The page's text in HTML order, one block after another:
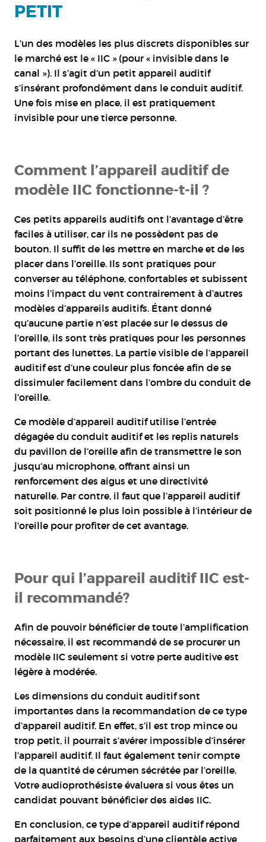
PETIT
L’un des modèles les plus discrets disponibles sur
le marché est le « IIC » (pour « invisible dans le
canal »). Il s’agit d’un petit appareil auditif
s’insérant profondément dans le conduit auditif.
Une fois mise en place, il est pratiquement
invisible pour une tierce personne.
Comment l’appareil auditif de
modèle IIC fonctionne-t-il ?
Ces petits appareils auditifs ont l’avantage d’être
faciles à utiliser, car ils ne possèdent pas de
bouton. Il suffit de les mettre en marche et de les
placer dans l’oreille. Ils sont pratiques pour
converser au téléphone, confortables et subissent
moins l’impact du vent contrairement à d’autres
modèles d’appareils auditifs. Étant donné
qu’aucune partie n’est placée sur le dessus de
l’oreille, ils sont très pratiques pour les personnes
portant des lunettes. La partie visible de l’appareil
auditif est d’une couleur plus foncée afin de se
dissimuler facilement dans l’ombre du conduit de
l’oreille.
Ce modèle d’appareil auditif utilise l’entrée
dégagée du conduit auditif et les replis naturels
du pavillon de l’oreille afin de transmettre le son
jusqu’au microphone, offrant ainsi un
renforcement des aigus et une directivité
naturelle. Par contre, il faut que l’appareil auditif
soit positionné le plus loin possible à l’intérieur de
l’oreille pour profiter de cet avantage.
Pour qui l’appareil auditif IIC est-
il recommandé?
Afin de pouvoir bénéficier de toute l’amplification
nécessaire, il est recommandé de se procurer un
modèle IIC seulement si votre perte auditive est
légère à modérée.
Les dimensions du conduit auditif sont
importantes dans la recommandation de ce type
d’appareil auditif. En effet, s’il est trop mince ou
trop petit, il pourrait s’avérer impossible d’insérer
l’appareil auditif. Il faut également tenir compte
de la quantité de cérumen sécrétée par l’oreille.
Votre audioprothésiste évaluera si vous êtes un
candidat pouvant bénéficier des aides IIC.
En conclusion, ce type d’appareil auditif répond
parfaitement aux besoins d’une clientèle active